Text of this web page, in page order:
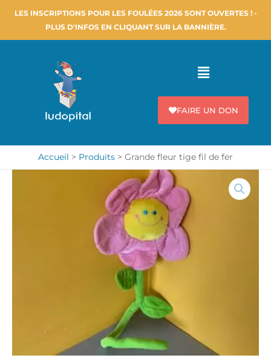
LES INSCRIPTIONS POUR LES FOULÉES 2026 SONT OUVERTES ! -
PLUS D'INFOS EN CLIQUANT SUR LA BANNIÈRE.
Menu
FAIRE UN DON
Accueil Produits Grande fleur tige fil de fer